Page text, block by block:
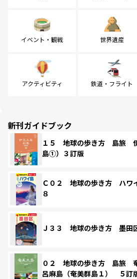
イベント・観戦 世界遺産
アクティビティ 鉄道・フライト
新刊ガイドブック
１５ 地球の歩き方 島旅
島①）３訂版
Ｃ０２ 地球の歩き方 ハワ
８
Ｊ３３ 地球の歩き方 墨田
０２ 地球の歩き方 島旅
呂麻島（奄美群島１） ５訂